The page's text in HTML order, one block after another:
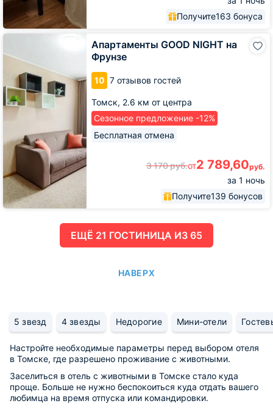
Получите163 бонуса
Апартаменты GOOD NIGHT на
Фрунзе
10 7 отзывов гостей
Томск, 2.6 км от центра
Сезонное предложение -12%
Бесплатная отмена
3 170руб.от2 789,60руб.
за 1 ночь
Получите139 бонусов
Апартаменты
NIGHT
Фрунзе
ЕЩË 21 ГОСТИНИЦА ИЗ 65
НАВЕРХ
5 звезд 4 звезды Недорогие Мини-отели
Настройте необходимые параметры перед выбором отеля
в Томске, где разрешено проживание с животными.
Заселиться в отель с животными в Томске стало куда
проще. Больше не нужно беспокоиться куда отдать вашего
любимца на время отпуска или командировки.